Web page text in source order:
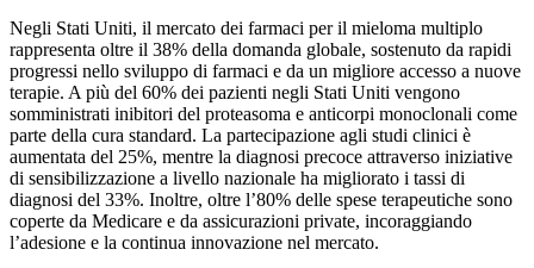
Negli Stati Uniti, il mercato dei farmaci per il mieloma multiplo
rappresenta oltre il 38% della domanda globale, sostenuto da rapidi
progressi nello sviluppo di farmaci e da un migliore accesso a nuove
terapie. A più del 60% dei pazienti negli Stati Uniti vengono
somministrati inibitori del proteasoma e anticorpi monoclonali come
parte della cura standard. La partecipazione agli studi clinici è
aumentata del 25%, mentre la diagnosi precoce attraverso iniziative
di sensibilizzazione a livello nazionale ha migliorato i tassi di
diagnosi del 33%. Inoltre, oltre l’80% delle spese terapeutiche sono
coperte da Medicare e da assicurazioni private, incoraggiando
l’adesione e la continua innovazione nel mercato.